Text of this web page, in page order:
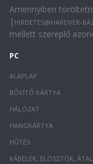
Amennyiben
| HIRDETES@HARDVER-
mellett szereplő
PC
ALAPLAP
BŐVÍTŐ KÁRTYA
HÁLÓZAT
HANGKÁRTYA
HŰTÉS
KÁBELEK, ELOSZTÓK,